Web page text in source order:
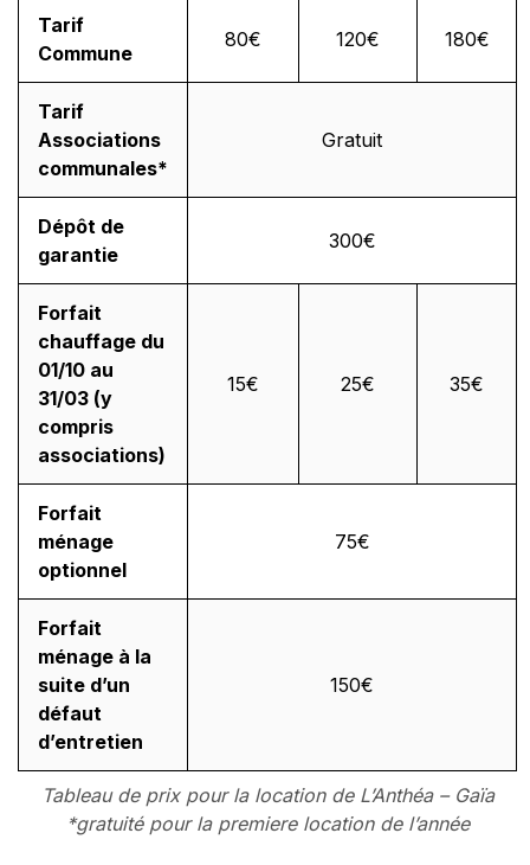
Tableau de prix pour la location de L’Anthéa – Gaïa
*gratuité pour la premiere location de l’année
Tarif
Commune
80€ 120€ 180€
Tarif
Associations
communales*
Gratuit
Dépôt de
garantie
300€
Forfait
chauffage du
01/10 au
31/03 (y
compris
associations)
15€ 25€ 35€
Forfait
ménage
optionnel
75€
Forfait
ménage à la
suite d’un
défaut
d’entretien
150€